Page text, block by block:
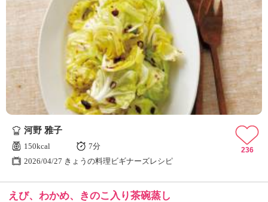
河野 雅子
150kcal
7分
2026/04/27 きょうの料理ビギナーズレシピ
236
えび、わかめ、きのこ入り茶碗蒸し